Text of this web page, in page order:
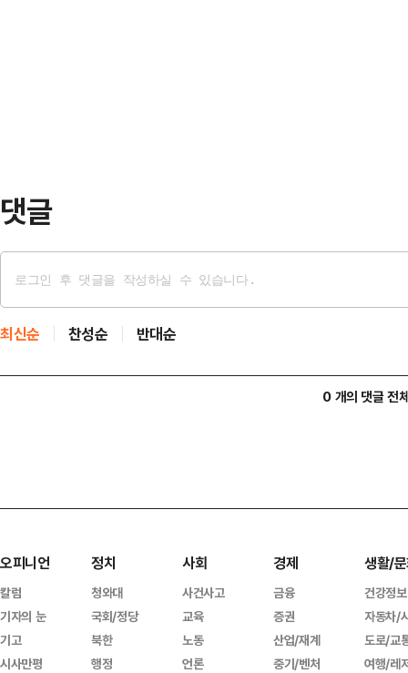
댓글
최신순 찬성순 반대순
0 개의 댓글 전
오피니언
칼럼
기자의 눈
기고
시사만평
정치
청와대
국회/정당
북한
행정
사회
사건사고
교육
노동
언론
경제
금융
증권
산업/재계
중기/벤처
생활/
건강정보
자동차/
도로/교
여행/레